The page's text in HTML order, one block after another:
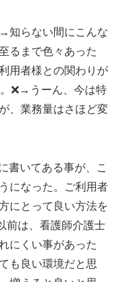
知らない間にこんな
るまで色々あった
用者様との関わりが
❌→うーん、今は特
、業務量はさほど変
書いてある事が、こ
になった。ご利用者
にとって良い方法を
前は、看護師介護士
にくい事があった
も良い環境だと思